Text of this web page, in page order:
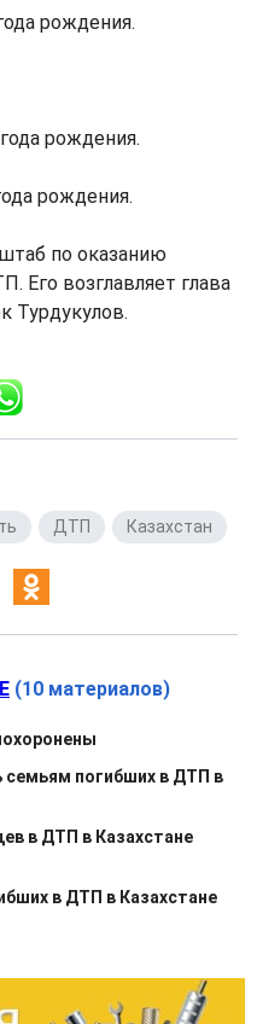
рождения.
рождения.
рождения.
по оказанию
возглавляет глава
Турдукулов.
ДТП Казахстан
(10 материалов)
семьям погибших в ДТП в
в ДТП в Казахстане
в ДТП в Казахстане